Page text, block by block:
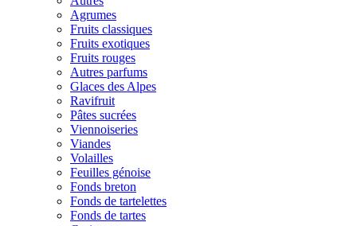
Agrumes
Fruits classiques
Fruits exotiques
Fruits rouges
Autres parfums
Glaces des Alpes
Ravifruit
Pâtes sucrées
Viennoiseries
Viandes
Volailles
Feuilles génoise
Fonds breton
Fonds de tartelettes
Fonds de tartes